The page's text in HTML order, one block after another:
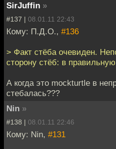
SirJuffin »
#137 | 08.01.11 22:43
Кому: П.Д.О., #136
> Факт стёба очевиден.
сторону стёб: в
А когда это mockturtle в
стебалась???
Nin »
#138 | 08.01.11 22:46
Кому: Nin, #131